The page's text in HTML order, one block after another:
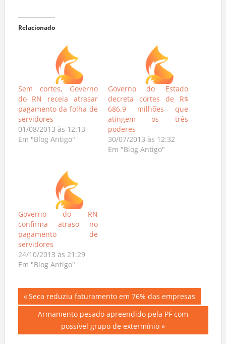
Relacionado
Sem cortes, Governo
do RN receia atrasar
pagamento da folha de
servidores
01/08/2013 às 12:13
Em "Blog Antigo"
Governo do Estado
decreta cortes de R$
686,9 milhões que
atingem os três
poderes
30/07/2013 às 12:32
Em "Blog Antigo"
Governo do RN
confirma atraso no
pagamento de
servidores
24/10/2013 às 21:29
Em "Blog Antigo"
Navegação
Post
Previous
Post:
Seca reduziu faturamento em 76% das empresas
Next
Armamento pesado apreendido pela PF com
possível grupo de extermínio